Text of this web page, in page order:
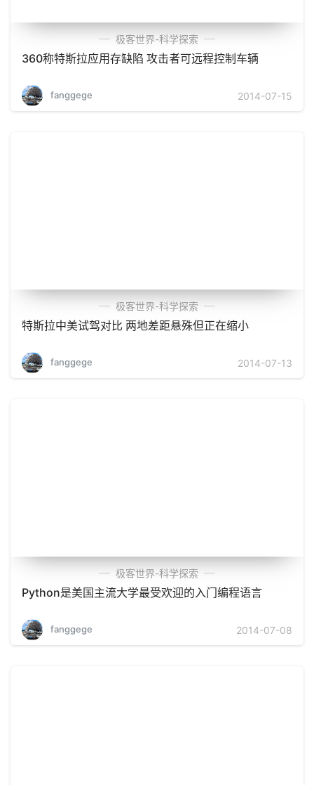
极客世界-科学探索
360称特斯拉应用存缺陷 攻击者可远程控制车辆
fanggege 2014-07-15
极客世界-科学探索
特斯拉中美试驾对比 两地差距悬殊但正在缩小
fanggege 2014-07-13
极客世界-科学探索
Python是美国主流大学最受欢迎的入门编程语言
fanggege 2014-07-08